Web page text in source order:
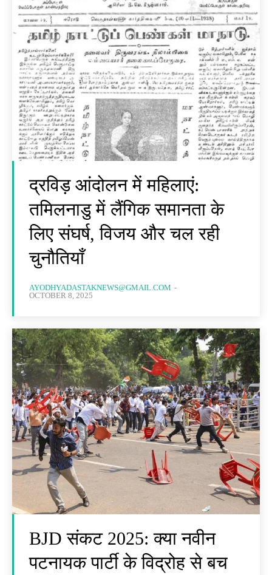
द्रविड़ आंदोलन में महिलाएं:
तमिलनाडु में लैंगिक समानता के
लिए संघर्ष, विजय और चल रही
चुनौतियाँ
AYODHYADASTAKNEWS@GMAIL.COM -
OCTOBER 8, 2025
BJD संकट 2025: क्या नवीन
पटनायक पार्टी के विद्रोह से बच